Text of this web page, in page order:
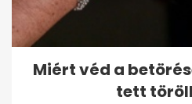
Miért véd a
tett